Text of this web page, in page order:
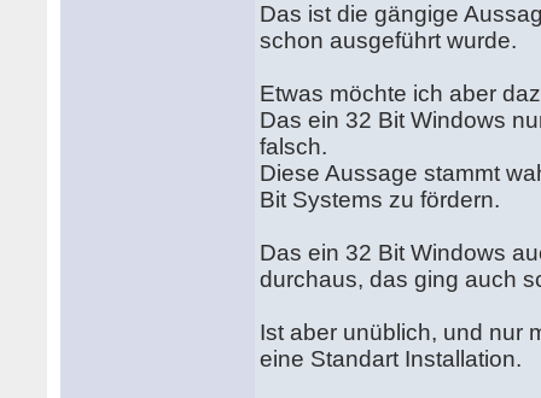
Das ist die gängige
schon ausgeführt wurde.
Etwas möchte ich aber
Das ein 32 Bit Windows
falsch.
Diese Aussage stammt
Bit Systems zu fördern.
Das ein 32 Bit Windows
durchaus, das ging auch
Ist aber unüblich, und nur
eine Standart Installation.